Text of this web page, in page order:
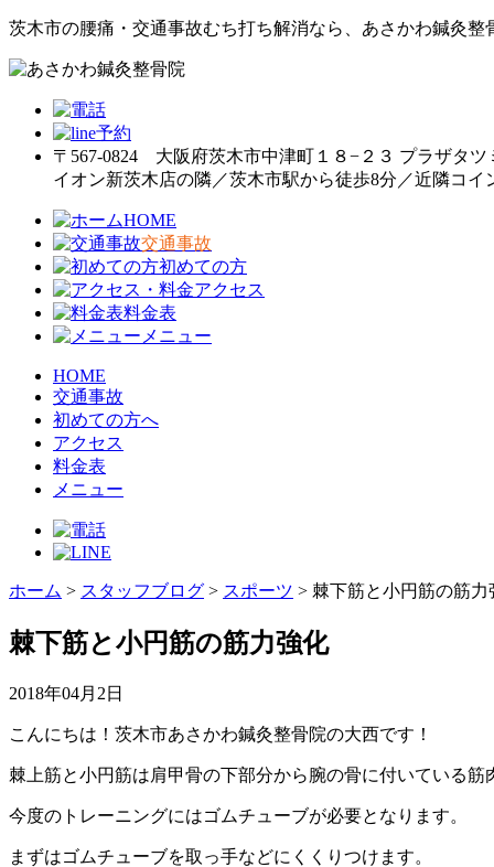
茨木市の腰痛・交通事故むち打ち解消なら、あさかわ鍼灸整
〒567-0824 大阪府茨木市中津町１８−２３ プラザタツ
イオン新茨木店の隣／茨木市駅から徒歩8分／近隣コイ
HOME
交通事故
初めての方
アクセス
料金表
メニュー
HOME
交通事故
初めての方へ
アクセス
料金表
メニュー
ホーム > スタッフブログ > スポーツ > 棘下筋と小円筋の筋力
棘下筋と小円筋の筋力強化
2018年04月2日
こんにちは！茨木市あさかわ鍼灸整骨院の大西です！
棘上筋と小円筋は肩甲骨の下部分から腕の骨に付いている筋
今度のトレーニングにはゴムチューブが必要となります。
まずはゴムチューブを取っ手などにくくりつけます。